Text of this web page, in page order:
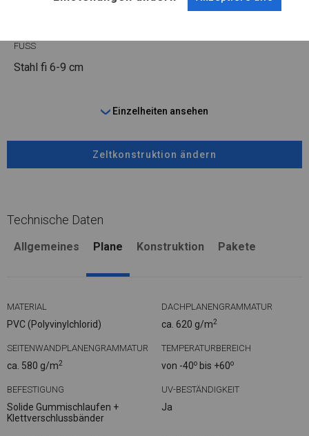
FUSS
Stahl fi 6-9 cm
Einzelheiten ansehen
Zeltkonstruktion ändern
Technische Daten
Allgemeines Plane Konstruktion Pakete
MATERIAL
PVC (Polyvinylchlorid)
DACHPLANENGRAMMATUR
ca. 620 g/m2
SEITENWANDPLANENGRAMMATUR
ca. 580 g/m2
TEMPERATURBEREICH
von -40o bis +60o
BEFESTIGUNG
Solide Gummischlaufen +
Klettverschlussbänder
UV-BESTÄNDIGKEIT
Ja